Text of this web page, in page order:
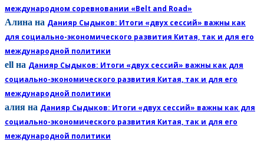
международном соревновании «Belt and Road»
Алина на Данияр Сыдыков: Итоги «двух сессий» важны как
для социально-экономического развития Китая, так и для его
международной политики
ell на Данияр Сыдыков: Итоги «двух сессий» важны как для
социально-экономического развития Китая, так и для его
международной политики
алия на Данияр Сыдыков: Итоги «двух сессий» важны как для
социально-экономического развития Китая, так и для его
международной политики